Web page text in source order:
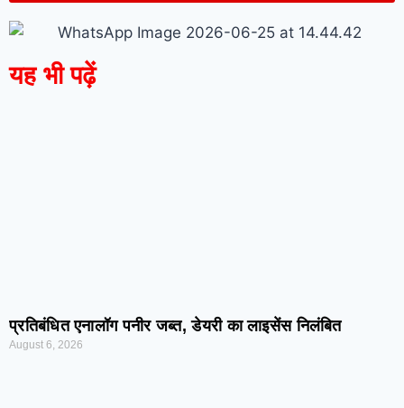
यह भी पढ़ें
प्रतिबंधित एनालॉग पनीर जब्त, डेयरी का लाइसेंस निलंबित
August 6, 2026